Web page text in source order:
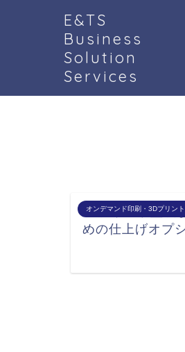
E&TS
Business
Solution
Services
オンデマンド印刷・3Dプリント
3dプリント塗装
めの仕上げオプ